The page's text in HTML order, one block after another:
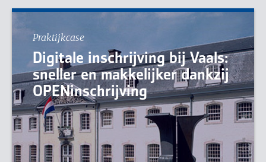
Praktijkcase
Digitale inschrijving bij Vaals:
sneller en makkelijker dankzij
OPENinschrijving